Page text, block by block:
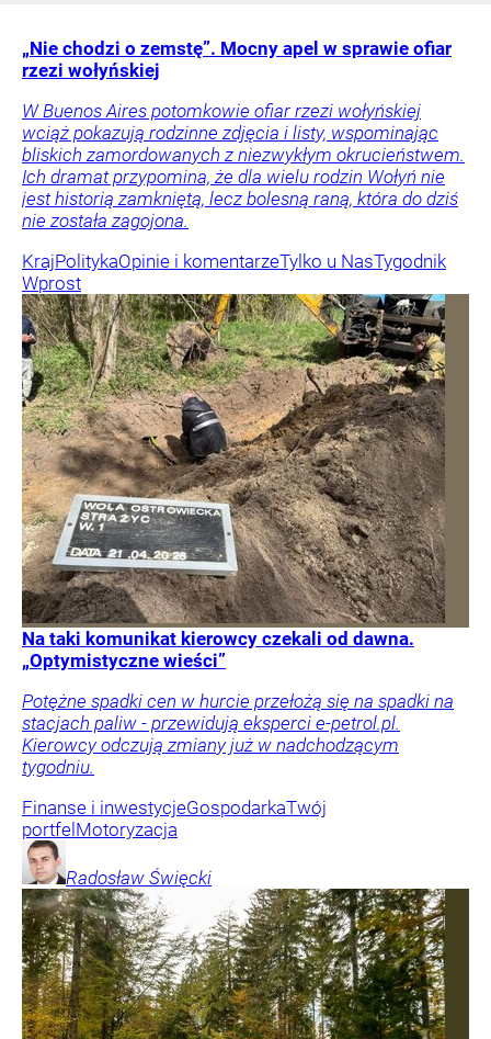
„Nie chodzi o zemstę”. Mocny apel w sprawie ofiar
rzezi wołyńskiej
W Buenos Aires potomkowie ofiar rzezi wołyńskiej
wciąż pokazują rodzinne zdjęcia i listy, wspominając
bliskich zamordowanych z niezwykłym okrucieństwem.
Ich dramat przypomina, że dla wielu rodzin Wołyń nie
jest historią zamkniętą, lecz bolesną raną, która do dziś
nie została zagojona.
KrajPolitykaOpinie i komentarzeTylko u NasTygodnik
Wprost
Na taki komunikat kierowcy czekali od dawna.
„Optymistyczne wieści”
Potężne spadki cen w hurcie przełożą się na spadki na
stacjach paliw - przewidują eksperci e-petrol.pl.
Kierowcy odczują zmiany już w nadchodzącym
tygodniu.
Finanse i inwestycjeGospodarkaTwój
portfelMotoryzacja
Radosław Święcki